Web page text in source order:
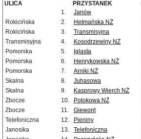
ULICA PRZYSTANEK
1.
Janów
Rokicińska
2. Hetmańska NŻ
Rokicińska
3. Transmisyjna
Transmisyjna
4. Kosodrzewiny NŻ
Pomorska
5. Iglasta
Pomorska
6. Henrykowska NŻ
Pomorska
7. Arniki NŻ
Skalna
8. Juhasowa
Skalna
9. Kasprowy Wierch NŻ
Zbocze
10. Potokowa NŻ
Zbocze
11. Giewont
Telefoniczna
12. Pieniny
Janosika
13. Telefoniczna